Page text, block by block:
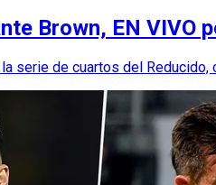
Brown, EN VIVO
serie de cuartos del